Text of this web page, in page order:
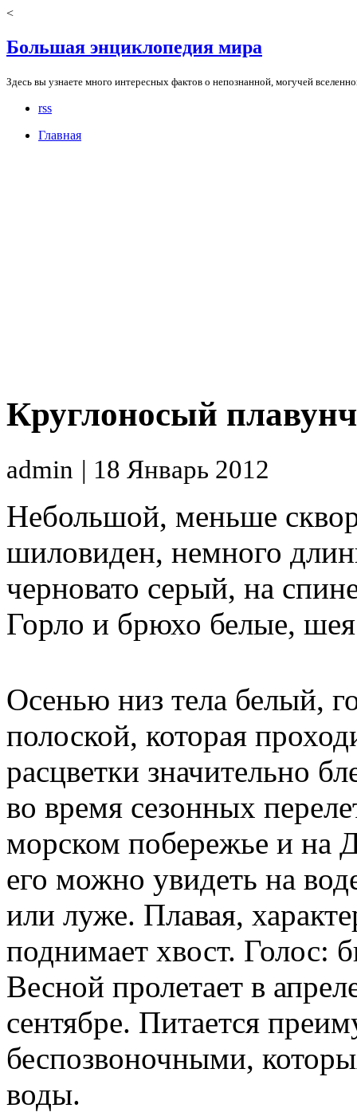
<
Большая энциклопедия мира
Здесь вы узнаете много интересных фактов о непознанной, могучей
rss
Главная
Круглоносый
admin | 18 Январь 2012
Небольшой, меньше
шиловиден, немного
черновато серый, на
Горло и брюхо белые,
Осенью низ тела белый,
полоской, которая
расцветки значительно
во время сезонных
морском побережье и на
его можно увидеть на
или луже. Плавая,
поднимает хвост. Голос:
Весной пролетает в
сентябре. Питается
беспозвоночными,
воды.